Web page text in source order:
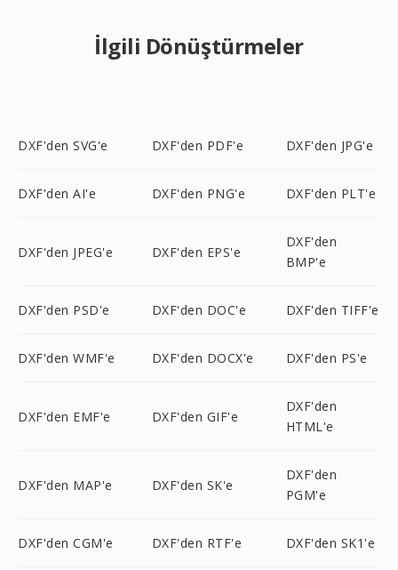
İlgili Dönüştürmeler
DXF'den SVG'e DXF'den PDF'e DXF'den JPG'e
DXF'den AI'e DXF'den PNG'e DXF'den PLT'e
DXF'den JPEG'e DXF'den EPS'e
DXF'den
BMP'e
DXF'den PSD'e DXF'den DOC'e DXF'den TIFF'e
DXF'den WMF'e DXF'den DOCX'e DXF'den PS'e
DXF'den EMF'e DXF'den GIF'e
DXF'den
HTML'e
DXF'den MAP'e DXF'den SK'e
DXF'den
PGM'e
DXF'den CGM'e DXF'den RTF'e DXF'den SK1'e